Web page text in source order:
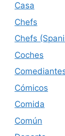
Casa
Chefs
Chefs
Coches
Cómicos
Comida
Común